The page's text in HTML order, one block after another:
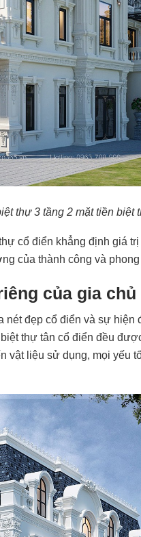
thự 3 tầng 2 mặt tiền biệt
cổ điển khẳng định giá
của thành công và
của gia chủ
đẹp cổ điển và sự hiện
thự tân cổ điển đều
vật liệu sử dụng, mọi yếu